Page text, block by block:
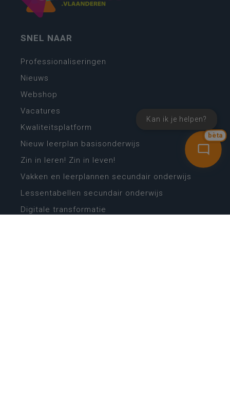
bèta
Kan ik je helpen?
SNEL NAAR
Professionaliseringen
Nieuws
Webshop
Vacatures
Kwaliteitsplatform
Nieuw leerplan basisonderwijs
Zin in leren! Zin in leven!
Vakken en leerplannen secundair onderwijs
Lessentabellen secundair onderwijs
Digitale transformatie